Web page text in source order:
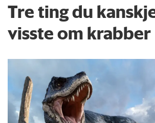
Tre ting du
visste om krabber